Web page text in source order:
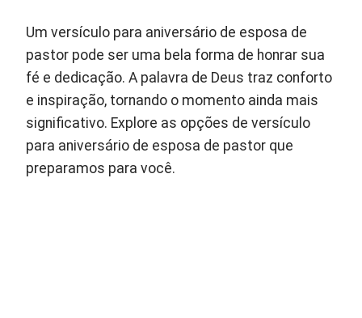
Um versículo para aniversário de esposa de
pastor pode ser uma bela forma de honrar sua
fé e dedicação. A palavra de Deus traz conforto
e inspiração, tornando o momento ainda mais
significativo. Explore as opções de versículo
para aniversário de esposa de pastor que
preparamos para você.